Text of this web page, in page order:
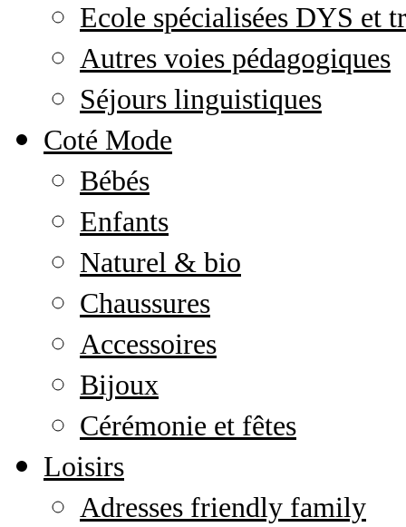
Ecole spécialisées DYS et
Autres voies pédagogiques
Séjours linguistiques
Coté Mode
Bébés
Enfants
Naturel & bio
Chaussures
Accessoires
Bijoux
Cérémonie et fêtes
Loisirs
Adresses friendly family